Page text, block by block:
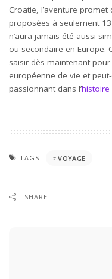
Croatie, l’aventure promet
proposées à seulement
n’aura jamais été aussi
ou secondaire en Europe.
saisir dès maintenant
européenne de vie et
passionnant dans l’histoire
TAGS: VOYAGE
SHARE